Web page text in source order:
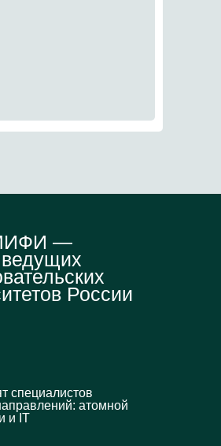
—
России
специалистов
атомной
и IT